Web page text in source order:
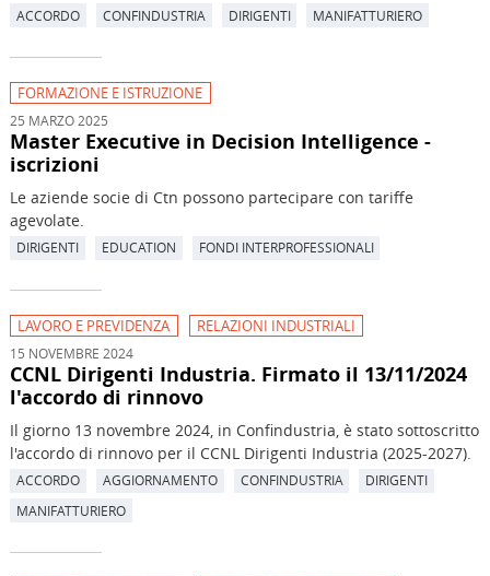
ACCORDO CONFINDUSTRIA DIRIGENTI MANIFATTURIERO
FORMAZIONE E ISTRUZIONE
25 MARZO 2025
Master Executive in Decision Intelligence -
iscrizioni
Le aziende socie di Ctn possono partecipare con tariffe
agevolate.
DIRIGENTI EDUCATION FONDI INTERPROFESSIONALI
LAVORO E PREVIDENZA RELAZIONI INDUSTRIALI
15 NOVEMBRE 2024
CCNL Dirigenti Industria. Firmato il 13/11/2024
l'accordo di rinnovo
Il giorno 13 novembre 2024, in Confindustria, è stato sottoscritto
l'accordo di rinnovo per il CCNL Dirigenti Industria (2025-2027).
ACCORDO AGGIORNAMENTO CONFINDUSTRIA
DIRIGENTI
MANIFATTURIERO